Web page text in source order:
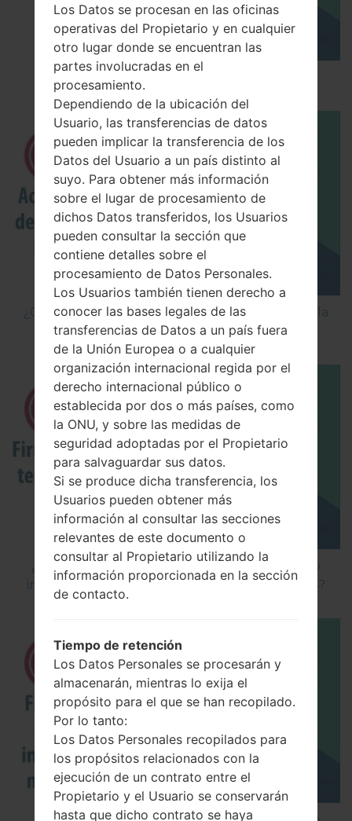
Los 5 principales Códigos Secretos para LG!
¿Cómo Activar las Opciones de Desarrollador y la
Depuración USB en LG?
¿Cómo instalar Firmware Oficial en el teléfono
inteligente de LG mediante LG Flash Tool 2014?
Los Datos se procesan en las oficinas
operativas del Propietario y en cualquier
otro lugar donde se encuentran las
partes involucradas en el
procesamiento.
Dependiendo de la ubicación del
Usuario, las transferencias de datos
pueden implicar la transferencia de los
Datos del Usuario a un país distinto al
suyo. Para obtener más información
sobre el lugar de procesamiento de
dichos Datos transferidos, los Usuarios
pueden consultar la sección que
contiene detalles sobre el
procesamiento de Datos Personales.
Los Usuarios también tienen derecho a
conocer las bases legales de las
transferencias de Datos a un país fuera
de la Unión Europea o a cualquier
organización internacional regida por el
derecho internacional público o
establecida por dos o más países, como
la ONU, y sobre las medidas de
seguridad adoptadas por el Propietario
para salvaguardar sus datos.
Si se produce dicha transferencia, los
Usuarios pueden obtener más
información al consultar las secciones
relevantes de este documento o
consultar al Propietario utilizando la
información proporcionada en la sección
de contacto.
Tiempo de retención
Los Datos Personales se procesarán y
almacenarán, mientras lo exija el
propósito para el que se han recopilado.
Por lo tanto:
Los Datos Personales recopilados para
los propósitos relacionados con la
ejecución de un contrato entre el
Propietario y el Usuario se conservarán
hasta que dicho contrato se haya